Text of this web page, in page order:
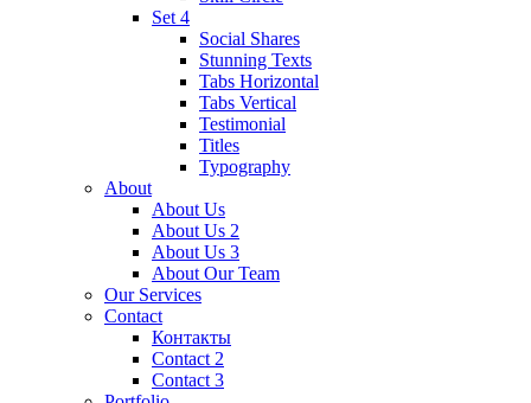
Set 4
Social Shares
Stunning Texts
Tabs Horizontal
Tabs Vertical
Testimonial
Titles
Typography
About
About Us
About Us 2
About Us 3
About Our Team
Our Services
Contact
Контакты
Contact 2
Contact 3